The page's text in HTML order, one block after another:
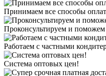
Принимаем все способы
Проконсультируем и
Работаем с частными
Система оптовых цен!